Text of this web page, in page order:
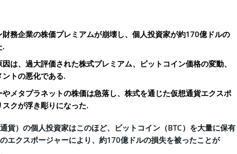
財務企業の株価プレミアムが崩壊し、個人投資家が約170億ドルの
.
は、過大評価された株式プレミアム、ビットコイン価格の変動、
トの悪化である.
やメタプラネットの株価は急落し、株式を通じた仮想通貨エクスポ
スクが浮き彫りになった.
貨）の個人投資家はこのほど、ビットコイン（BTC）を大量に保有
エクスポージャーにより、約170億ドルの損失を被ったことが